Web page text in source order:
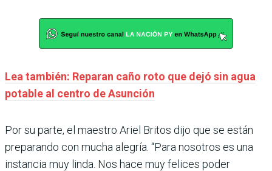
Lea también: Reparan caño roto que dejó sin agua
potable al centro de Asunción
Por su parte, el maestro Ariel Britos dijo que se están
preparando con mucha alegría. “Para nosotros es una
instancia muy linda. Nos hace muy felices poder